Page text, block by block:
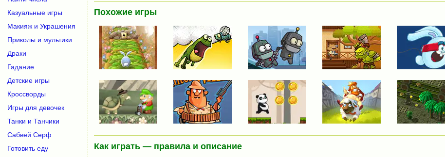
Похожие игры
Как играть — правила и описание
Казуальные игры
Макияж и Украшения
Приколы и мультики
Драки
Гадание
Детские игры
Кроссворды
Игры для девочек
Танки и Танчики
Сабвей Серф
Готовить еду